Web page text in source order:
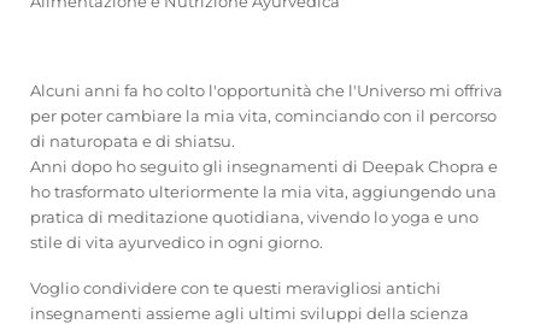
Alcuni anni fa ho colto l'opportunità che l'Universo mi offriva
per poter cambiare la mia vita, cominciando con il percorso
di naturopata e di shiatsu.
Anni dopo ho seguito gli insegnamenti di Deepak Chopra e
ho trasformato ulteriormente la mia vita, aggiungendo una
pratica di meditazione quotidiana, vivendo lo yoga e uno
stile di vita ayurvedico in ogni giorno.
Voglio condividere con te questi meravigliosi antichi
insegnamenti assieme agli ultimi sviluppi della scienza